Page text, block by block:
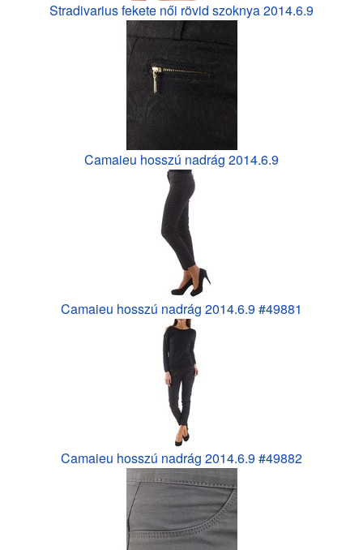
Stradivarius fekete női rövid szoknya 2014.6.9
Camaieu hosszú nadrág 2014.6.9
Camaieu hosszú nadrág 2014.6.9 #49881
Camaieu hosszú nadrág 2014.6.9 #49882